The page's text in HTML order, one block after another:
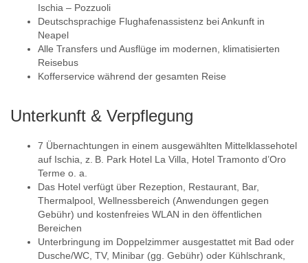
Ischia – Pozzuoli
Deutschsprachige Flughafenassistenz bei Ankunft in
Neapel
Alle Transfers und Ausflüge im modernen, klimatisierten
Reisebus
Kofferservice während der gesamten Reise
Unterkunft & Verpflegung
7 Übernachtungen in einem ausgewählten Mittelklassehotel
auf Ischia, z. B. Park Hotel La Villa, Hotel Tramonto d’Oro
Terme o. a.
Das Hotel verfügt über Rezeption, Restaurant, Bar,
Thermalpool, Wellness­bereich (Anwendungen gegen
Gebühr) und kostenfreies WLAN in den öffentlichen
Bereichen
Unterbringung im Doppelzimmer ausgestattet mit Bad oder
Dusche/WC, TV, Minibar (gg. Gebühr) oder Kühlschrank,